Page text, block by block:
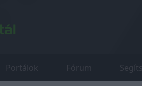
Portálok Fórum